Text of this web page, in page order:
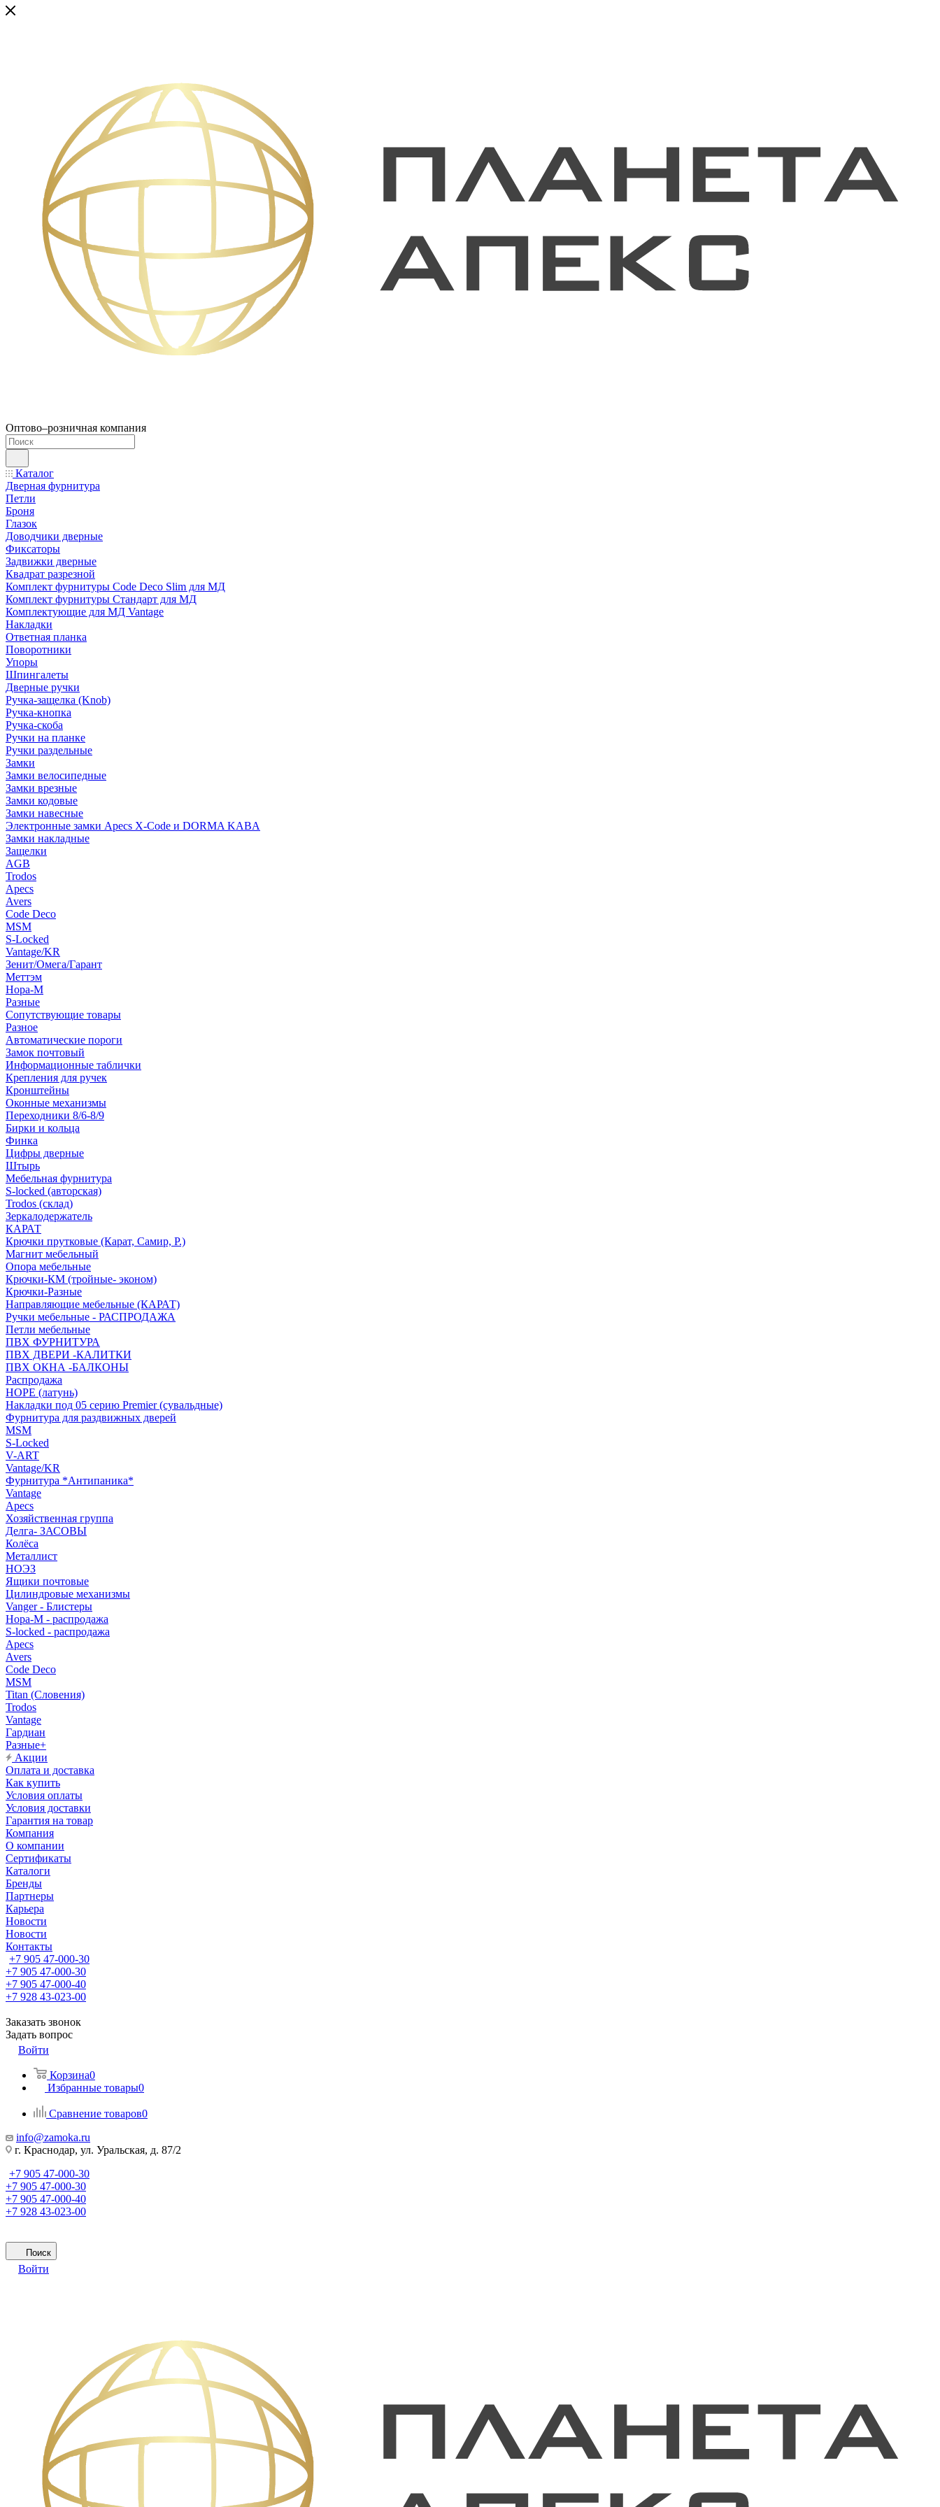
Оптово–розничная компания
Каталог
Дверная фурнитура
Петли
Броня
Глазок
Доводчики дверные
Фиксаторы
Задвижки дверные
Квадрат разрезной
Комплект фурнитуры Code Deco Slim для МД
Комплект фурнитуры Стандарт для МД
Комплектующие для МД Vantage
Накладки
Ответная планка
Поворотники
Упоры
Шпингалеты
Дверные ручки
Ручка-защелка (Knob)
Ручка-кнопка
Ручка-скоба
Ручки на планке
Ручки раздельные
Замки
Замки велосипедные
Замки врезные
Замки кодовые
Замки навесные
Электронные замки Apecs X-Code и DORMA KABA
Замки накладные
Защелки
AGB
Trodos
Apecs
Avers
Code Deco
MSM
S-Locked
Vantage/KR
Зенит/Омега/Гарант
Меттэм
Нора-М
Разные
Сопутствующие товары
Разное
Автоматические пороги
Замок почтовый
Информационные таблички
Крепления для ручек
Кронштейны
Оконные механизмы
Переходники 8/6-8/9
Бирки и кольца
Финка
Цифры дверные
Штырь
Мебельная фурнитура
S-locked (авторская)
Trodos (склад)
Зеркалодержатель
КАРАТ
Крючки прутковые (Карат, Самир, Р.)
Магнит мебельный
Опора мебельные
Крючки-КМ (тройные- эконом)
Крючки-Разные
Направляющие мебельные (КАРАТ)
Ручки мебельные - РАСПРОДАЖА
Петли мебельные
ПВХ ФУРНИТУРА
ПВХ ДВЕРИ -КАЛИТКИ
ПВХ ОКНА -БАЛКОНЫ
Распродажа
HOPE (латунь)
Накладки под 05 серию Premier (сувальдные)
Фурнитура для раздвижных дверей
MSM
S-Locked
V-ART
Vantage/KR
Фурнитура *Антипаника*
Vantage
Apecs
Хозяйственная группа
Делга- ЗАСОВЫ
Колёса
Металлист
НОЭЗ
Ящики почтовые
Цилиндровые механизмы
Vanger - Блистеры
Нора-М - распродажа
S-locked - распродажа
Apecs
Avers
Code Deco
MSM
Titan (Словения)
Trodos
Vantage
Гардиан
Разные+
Акции
Оплата и доставка
Как купить
Условия оплаты
Условия доставки
Гарантия на товар
Компания
О компании
Сертификаты
Каталоги
Бренды
Партнеры
Карьера
Новости
Новости
Контакты
+7 905 47-000-30
+7 905 47-000-30
+7 905 47-000-40
+7 928 43-023-00
Заказать звонок
Задать вопрос
Войти
Корзина0
Избранные товары0
Сравнение товаров0
info@zamoka.ru
г. Краснодар, ул. Уральская, д. 87/2
+7 905 47-000-30
+7 905 47-000-30
+7 905 47-000-40
+7 928 43-023-00
Поиск
Войти